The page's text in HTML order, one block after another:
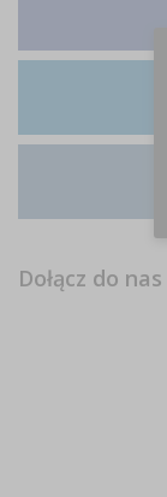
Dołącz do